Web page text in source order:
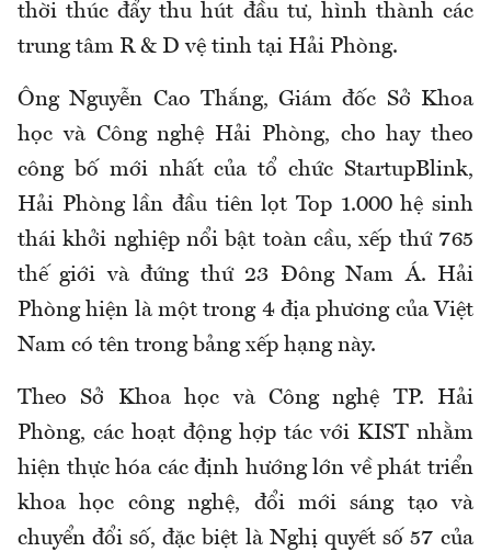
thời thúc đẩy thu hút đầu tư, hình thành các
trung tâm R & D vệ tinh tại Hải Phòng.
Ông Nguyễn Cao Thắng, Giám đốc Sở Khoa
học và Công nghệ Hải Phòng, cho hay theo
công bố mới nhất của tổ chức StartupBlink,
Hải Phòng lần đầu tiên lọt Top 1.000 hệ sinh
thái khởi nghiệp nổi bật toàn cầu, xếp thứ 765
thế giới và đứng thứ 23 Đông Nam Á. Hải
Phòng hiện là một trong 4 địa phương của Việt
Nam có tên trong bảng xếp hạng này.
Theo Sở Khoa học và Công nghệ TP. Hải
Phòng, các hoạt động hợp tác với KIST nhằm
hiện thực hóa các định hướng lớn về phát triển
khoa học công nghệ, đổi mới sáng tạo và
chuyển đổi số, đặc biệt là Nghị quyết số 57 của